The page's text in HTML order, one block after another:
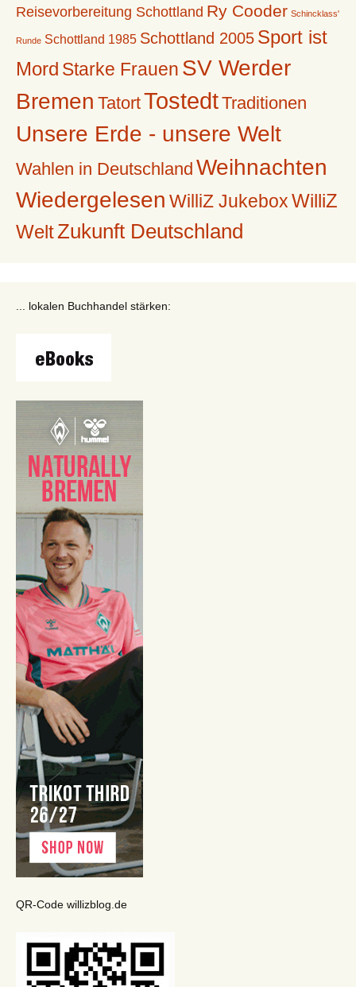
Reisevorbereitung Schottland Ry Cooder Schincklass'
Runde Schottland 1985 Schottland 2005 Sport ist
Mord Starke Frauen SV Werder
Bremen TatortTostedtTraditionen
Unsere Erde - unsere Welt
Wahlen in Deutschland Weihnachten
Wiedergelesen WilliZ Jukebox WilliZ
WeltZukunft Deutschland
... lokalen Buchhandel stärken:
QR-Code willizblog.de